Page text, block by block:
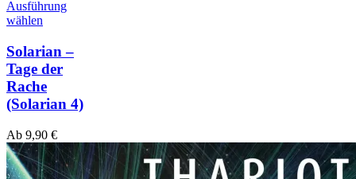
Ausführung
wählen
Solarian –
Tage der
Rache
(Solarian 4)
Ab 9,90 €